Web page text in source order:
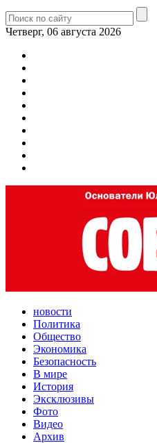
Четверг, 06 августа 2026
новости
Политика
Общество
Экономика
Безопасность
В мире
История
Эксклюзивы
Фото
Видео
Архив